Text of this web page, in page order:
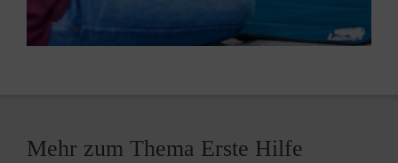
Mehr zum Thema Erste Hilfe